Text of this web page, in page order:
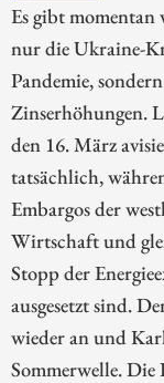
Es gibt momentan
nur die Ukraine-
Pandemie,
Zinserhöhungen.
den 16. März
tatsächlich,
Embargos der
Wirtschaft und
Stopp der
ausgesetzt sind.
wieder an und
Sommerwelle.